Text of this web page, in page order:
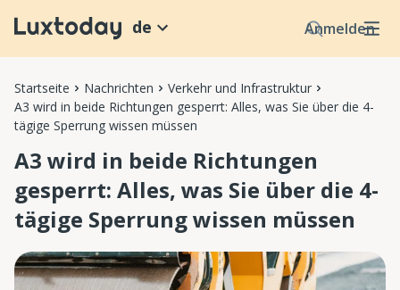
Anmelden
de
Startseite Nachrichten
Verkehr und Infrastruktur
A3 wird in beide Richtungen gesperrt: Alles, was Sie über die 4-
tägige Sperrung wissen müssen
A3 wird in beide Richtungen
gesperrt: Alles, was Sie über die 4-
tägige Sperrung wissen müssen